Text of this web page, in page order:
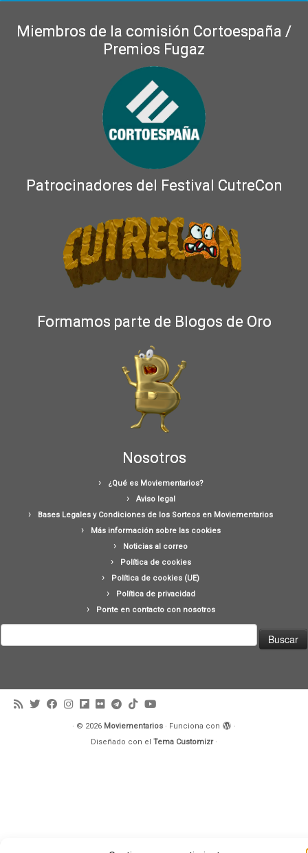
Miembros de la comisión Cortoespaña /
Premios Fugaz
Patrocinadores del Festival CutreCon
Formamos parte de Blogos de Oro
Nosotros
¿Qué es Moviementarios?
Aviso legal
Bases Legales y Condiciones de los Sorteos en Moviementarios
Más información sobre las cookies
Noticias al correo
Política de cookies
Política de cookies (UE)
Política de privacidad
Ponte en contacto con nosotros
· © 2026 Moviementarios · Funciona con
·
Diseñado con el Tema Customizr·